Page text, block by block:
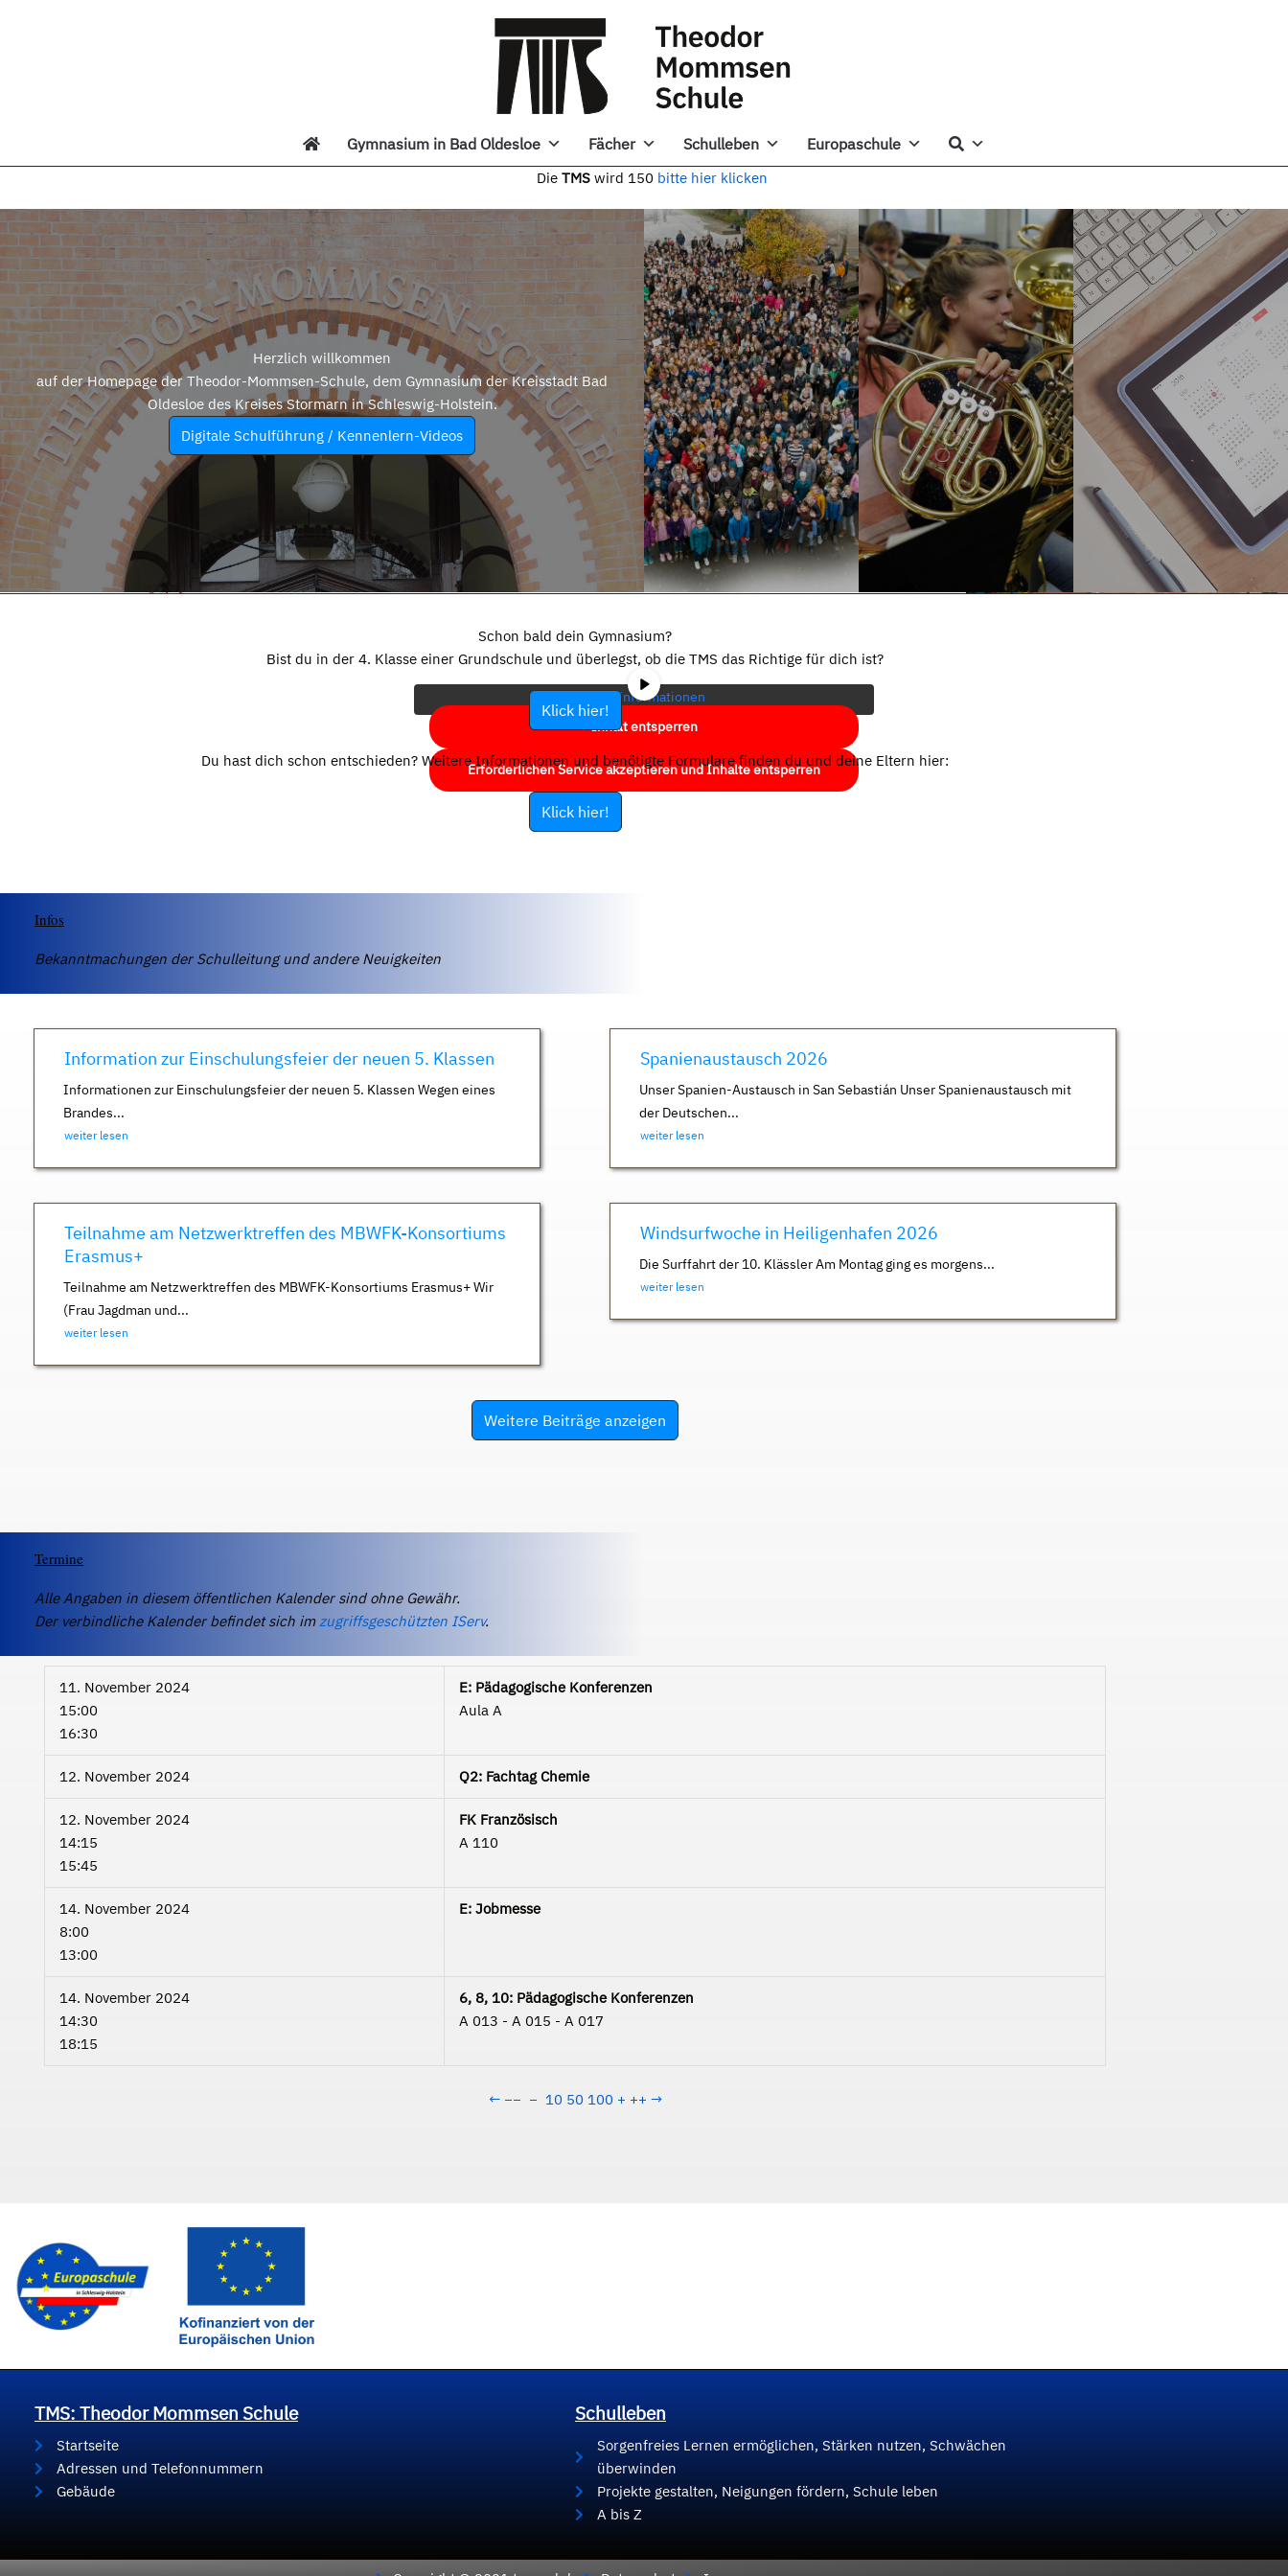
Gymnasium in Bad Oldesloe Fächer Schulleben Europaschule
Die TMS wird 150 bitte hier klicken
Herzlich willkommen
auf der Homepage der Theodor-Mommsen-Schule, dem Gymnasium der Kreisstadt Bad
Oldesloe des Kreises Stormarn in Schleswig-Holstein.
Digitale Schulführung / Kennenlern-Videos
eigentlichen Inhalt zuzugreifen, klicken Sie auf die Schaltfläche unten.
Bitte beachten Sie, dass dabei Daten an Drittanbieter weitergegeben
werden.
Mehr Informationen
Inhalt entsperren
Erforderlichen Service akzeptieren und Inhalte entsperren
Schon bald dein Gymnasium?
Bist du in der 4. Klasse einer Grundschule und überlegst, ob die TMS das Richtige für dich ist?
Klick hier!
Du hast dich schon entschieden? Weitere Informationen und benötigte Formulare finden du und deine Eltern hier:
Klick hier!
Infos
Bekanntmachungen der Schulleitung und andere Neuigkeiten
Information zur Einschulungsfeier der neuen 5. Klassen
Informationen zur Einschulungsfeier der neuen 5. Klassen Wegen eines
Brandes...
weiter lesen
Spanienaustausch 2026
Unser Spanien-Austausch in San Sebastián Unser Spanienaustausch mit
der Deutschen...
weiter lesen
Teilnahme am Netzwerktreffen des MBWFK-Konsortiums
Erasmus+
Teilnahme am Netzwerktreffen des MBWFK-Konsortiums Erasmus+ Wir
(Frau Jagdman und...
weiter lesen
Windsurfwoche in Heiligenhafen 2026
Die Surffahrt der 10. Klässler Am Montag ging es morgens...
weiter lesen
Weitere Beiträge anzeigen
Termine
Alle Angaben in diesem öffentlichen Kalender sind ohne Gewähr.
Der verbindliche Kalender befindet sich imzugriffsgeschützten IServ.
11. November 2024
15:00
16:30
E: Pädagogische Konferenzen
Aula A
12. November 2024 Q2: Fachtag Chemie
12. November 2024
14:15
15:45
FK Französisch
A 110
14. November 2024
8:00
13:00
E: Jobmesse
14. November 2024
14:30
18:15
6, 8, 10: Pädagogische Konferenzen
A 013 - A 015 - A 017
← −− − 10 50 100 + ++ →
TMS: Theodor Mommsen Schule
Startseite
Adressen und Telefonnummern
Gebäude
Schulleben
Sorgenfreies Lernen ermöglichen, Stärken nutzen, Schwächen
überwinden
Projekte gestalten, Neigungen fördern, Schule leben
A bis Z